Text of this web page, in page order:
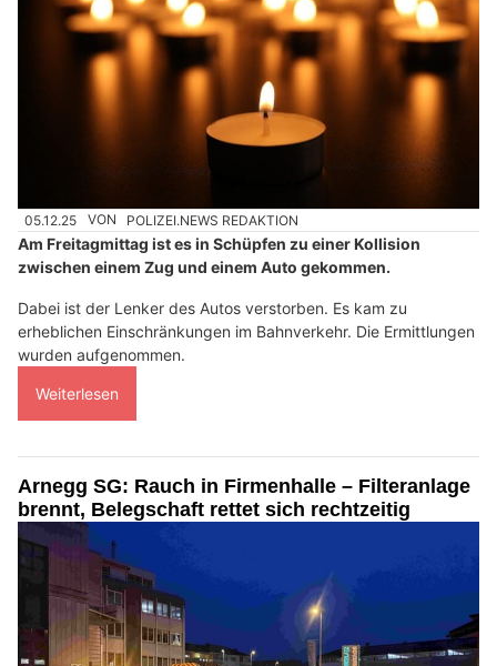
05.12.25 VON POLIZEI.NEWS REDAKTION
Am Freitagmittag ist es in Schüpfen zu einer Kollision
zwischen einem Zug und einem Auto gekommen.
Dabei ist der Lenker des Autos verstorben. Es kam zu
erheblichen Einschränkungen im Bahnverkehr. Die Ermittlungen
wurden aufgenommen.
Weiterlesen
Arnegg SG: Rauch in Firmenhalle – Filteranlage
brennt, Belegschaft rettet sich rechtzeitig